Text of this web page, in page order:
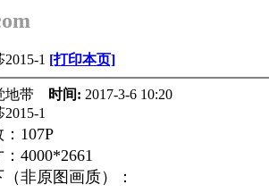
2015-1 [打印本页]
地带 时间: 2017-3-6 10:20
2015-1
107P
4000*2661
非原图画质）：